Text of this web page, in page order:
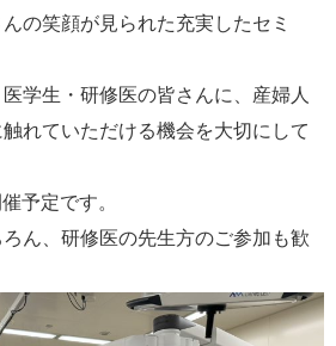
の笑顔が見られた充実したセミ
学生・研修医の皆さんに、産婦人
れていただける機会を大切にして
予定です。
ん、研修医の先生方のご参加も歓